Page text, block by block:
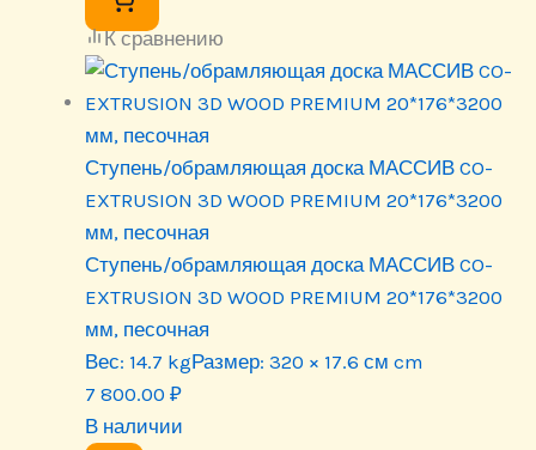
К сравнению
Ступень/обрамляющая доска МАССИВ CO-
EXTRUSION 3D WOOD PREMIUM 20*176*3200
мм, песочная
Ступень/обрамляющая доска МАССИВ CO-
EXTRUSION 3D WOOD PREMIUM 20*176*3200
мм, песочная
Вес: 14.7 kgРазмер: 320 × 17.6 см cm
7 800.00 ₽
В наличии